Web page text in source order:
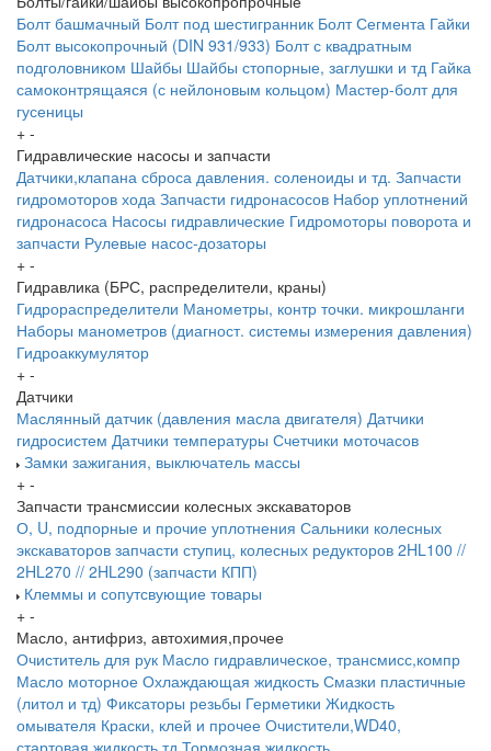
Болт башмачный Болт под шестигранник Болт Сегмента Гайки
Болт высокопрочный (DIN 931/933) Болт с квадратным
подголовником Шайбы Шайбы стопорные, заглушки и тд Гайка
самоконтрящаяся (с нейлоновым кольцом) Мастер-болт для
гусеницы
+ -
Гидравлические насосы и запчасти
Датчики,клапана сброса давления. соленоиды и тд. Запчасти
гидромоторов хода Запчасти гидронасосов Набор уплотнений
гидронасоса Насосы гидравлические Гидромоторы поворота и
запчасти Рулевые насос-дозаторы
+ -
Гидравлика (БРС, распределители, краны)
Гидрораспределители Манометры, контр точки. микрошланги
Наборы манометров (диагност. системы измерения давления)
Гидроаккумулятор
+ -
Датчики
Маслянный датчик (давления масла двигателя) Датчики
гидросистем Датчики температуры Счетчики моточасов
Замки зажигания, выключатель массы
+ -
Запчасти трансмиссии колесных экскаваторов
О, U, подпорные и прочие уплотнения Сальники колесных
экскаваторов запчасти ступиц, колесных редукторов 2HL100 //
2HL270 // 2HL290 (запчасти КПП)
Клеммы и сопутсвующие товары
+ -
Масло, антифриз, автохимия,прочее
Очиститель для рук Масло гидравлическое, трансмисс,компр
Масло моторное Охлаждающая жидкость Смазки пластичные
(литол и тд) Фиксаторы резьбы Герметики Жидкость
омывателя Краски, клей и прочее Очистители,WD40,